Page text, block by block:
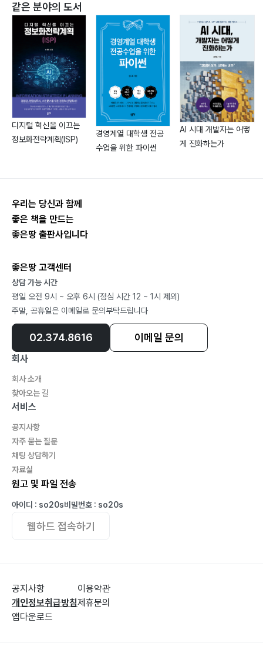
Network Access Control List178
Other Security Services180
Data184
Relational Database Service185
Redshift200
DynamoDB203
ElastiCache208
Application212
CodeCommit214
Cloud9231
Messaging234
Amazon MQ235
Simple Notification Service240
Simple Email Service241
WAS-WEB Installation246
Apache Tomcat247
Apache HTTP Server258
같은 분야의 도서
디지털 혁신을 이끄는
정보화전략계획(ISP)
경영계열 대학생 전공
수업을 위한 파이썬
AI 시대 개발자는 어떻
게 진화하는가
우리는 당신과 함께
좋은 책을 만드는
좋은땅 출판사입니다
좋은땅 고객센터
상담 가능 시간
평일 오전 9시 ~ 오후 6시 (점심 시간 12 ~ 1시 제외)
주말, 공휴일은 이메일로 문의부탁드립니다
02.374.8616 이메일 문의
회사
회사 소개
찾아오는 길
서비스
공지사항
자주 묻는 질문
채팅 상담하기
자료실
원고 및 파일 전송
아이디 : so20s비밀번호 : so20s
웹하드 접속하기
공지사항
개인정보취급방침
앱다운로드
이용약관
제휴문의